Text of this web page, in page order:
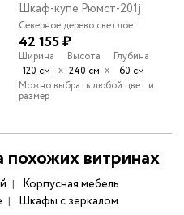
Шкаф-купе Рюмст-201j
Северное дерево светлое
42 155 ₽
Ширина
120 см
х
Высота
240 см х
Глубина
60 см
Можно выбрать любой цвет и
размер
витринах
Корпусная мебель
Шкафы с зеркалом